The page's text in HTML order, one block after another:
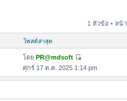
1 หัวข้อ • หน้า
โพสต์ล่าสุด
โดย PR@mdsoft
ดู
ข้
ศุกร์ 17 ต.ค. 2025 1:14 pm